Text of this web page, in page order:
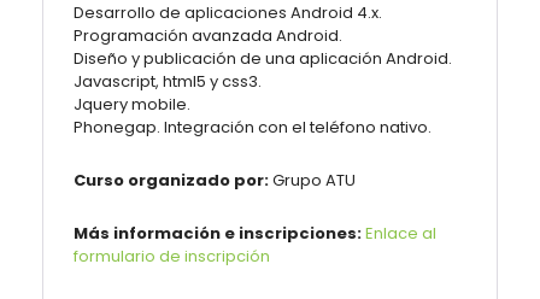
Desarrollo de aplicaciones Android 4.x.
Programación avanzada Android.
Diseño y publicación de una aplicación Android.
Javascript, html5 y css3.
Jquery mobile.
Phonegap. Integración con el teléfono nativo.
Curso organizado por:Grupo ATU
Más información e inscripciones:Enlace al
formulario de inscripción